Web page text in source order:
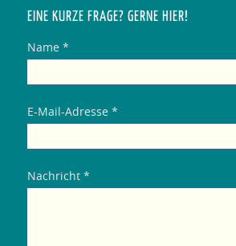
EINE KURZE FRAGE? GERNE HIER!
Name *
E-Mail-Adresse *
Nachricht *